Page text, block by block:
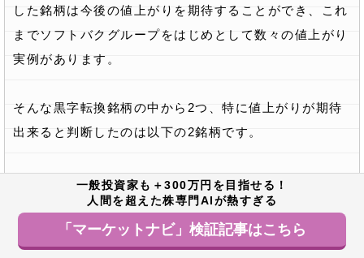
した銘柄は今後の値上がりを期待することができ、これ
までソフトバクグループをはじめとして数々の値上がり
実例があります。
そんな黒字転換銘柄の中から2つ、特に値上がりが期待
出来ると判断したのは以下の2銘柄です。
▼おすすめ黒字転換銘柄
・ユーグレナ
一般投資家も＋300万円を目指せる！
人間を超えた株専門AIが熱すぎる
「マーケットナビ」検証記事はこちら